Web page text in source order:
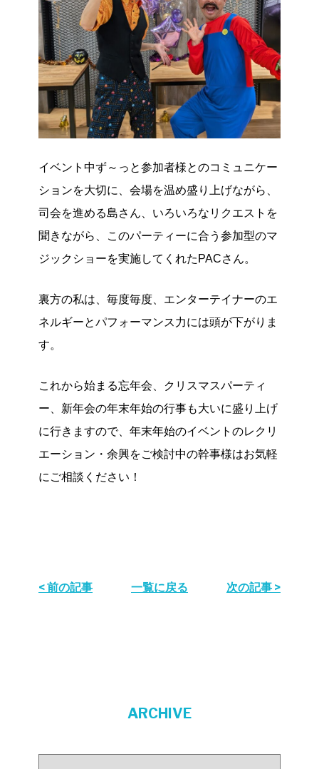
イベント中ず～っと参加者様とのコミュニケー
ションを大切に、会場を温め盛り上げながら、
司会を進める島さん、いろいろなリクエストを
聞きながら、このパーティーに合う参加型のマ
ジックショーを実施してくれたPACさん。
裏方の私は、毎度毎度、エンターテイナーのエ
ネルギーとパフォーマンス力には頭が下がりま
す。
これから始まる忘年会、クリスマスパーティ
ー、新年会の年末年始の行事も大いに盛り上げ
に行きますので、年末年始のイベントのレクリ
エーション・余興をご検討中の幹事様はお気軽
にご相談ください！
< 前の記事 一覧に戻る 次の記事 >
ARCHIVE